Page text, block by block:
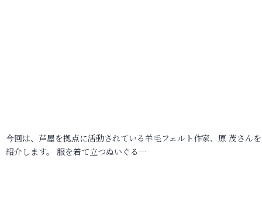
今回は、芦屋を拠点に活動されている羊毛フェルト作家、原 茂さん
紹介します。 服を着て立つぬいぐる…